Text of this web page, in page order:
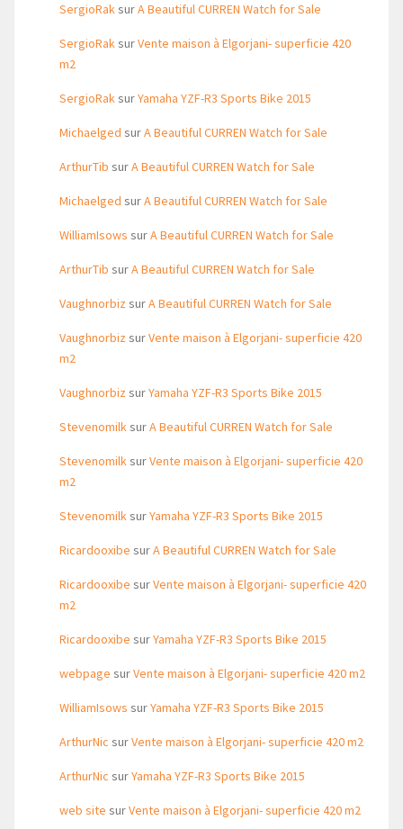
SergioRaksurA Beautiful CURREN Watch for Sale
SergioRaksurVente maison à Elgorjani- superficie 420
m2
SergioRaksurYamaha YZF-R3 Sports Bike 2015
Michaelged surA Beautiful CURREN Watch for Sale
ArthurTib surA Beautiful CURREN Watch for Sale
Michaelged surA Beautiful CURREN Watch for Sale
WilliamIsows surA Beautiful CURREN Watch for Sale
ArthurTib surA Beautiful CURREN Watch for Sale
VaughnorbizsurA Beautiful CURREN Watch for Sale
VaughnorbizsurVente maison à Elgorjani- superficie 420
m2
VaughnorbizsurYamaha YZF-R3 Sports Bike 2015
StevenomilksurA Beautiful CURREN Watch for Sale
StevenomilksurVente maison à Elgorjani- superficie 420
m2
StevenomilksurYamaha YZF-R3 Sports Bike 2015
Ricardooxibe surA Beautiful CURREN Watch for Sale
Ricardooxibe surVente maison à Elgorjani- superficie 420
m2
Ricardooxibe surYamaha YZF-R3 Sports Bike 2015
webpage surVente maison à Elgorjani- superficie 420 m2
WilliamIsows surYamaha YZF-R3 Sports Bike 2015
ArthurNic surVente maison à Elgorjani- superficie 420 m2
ArthurNic surYamaha YZF-R3 Sports Bike 2015
web site surVente maison à Elgorjani- superficie 420 m2